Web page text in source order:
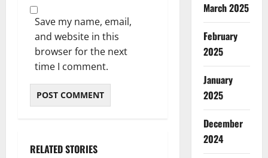
Save my name, email,
and website in this
browser for the next
time I comment.
RELATED STORIES
March 2025
February
2025
January
2025
December
2024